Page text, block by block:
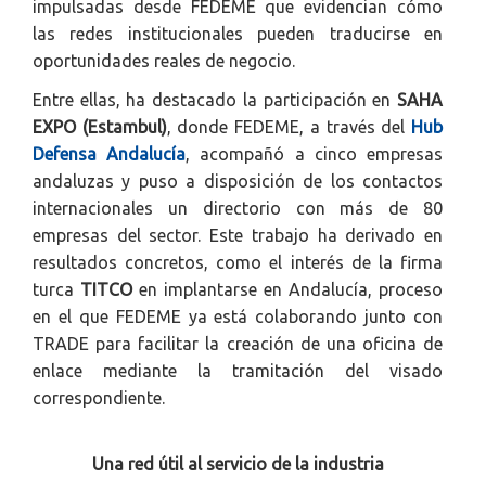
impulsadas desde FEDEME que evidencian cómo
las redes institucionales pueden traducirse en
oportunidades reales de negocio.
Entre ellas, ha destacado la participación en SAHA
EXPO (Estambul), donde FEDEME, a través del Hub
Defensa Andalucía, acompañó a cinco empresas
andaluzas y puso a disposición de los contactos
internacionales un directorio con más de 80
empresas del sector. Este trabajo ha derivado en
resultados concretos, como el interés de la firma
turca TITCOen implantarse en Andalucía, proceso
en el que FEDEME ya está colaborando junto con
TRADE para facilitar la creación de una oficina de
enlace mediante la tramitación del visado
correspondiente.
Una red útil al servicio de la industria